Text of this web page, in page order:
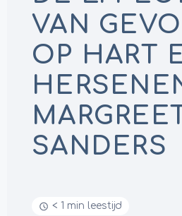
VAN
OP HART
SANDERS
< 1 min leestijd